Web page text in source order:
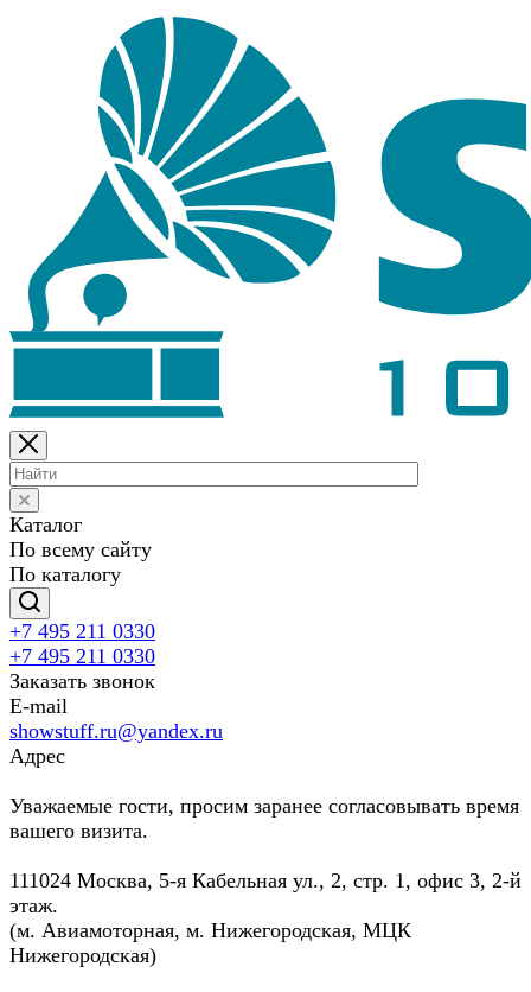
Каталог
По всему сайту
По каталогу
+7 495 211 0330
+7 495 211 0330
Заказать звонок
E-mail
showstuff.ru@yandex.ru
Адрес
Уважаемые гости, просим заранее согласовывать время
вашего визита.
111024 Москва, 5-я Кабельная ул., 2, стр. 1, офис 3, 2-й
этаж.
(м. Авиамоторная, м. Нижегородская, МЦК
Нижегородская)